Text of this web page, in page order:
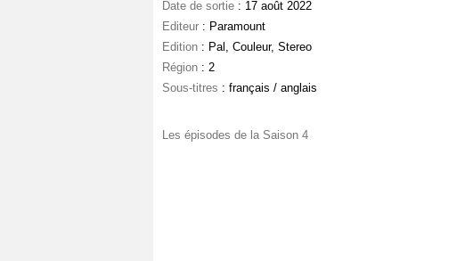
Date de sortie : 17 août 2022
Editeur : Paramount
Edition : Pal, Couleur, Stereo
Région : 2
Sous-titres : français / anglais
Les épisodes de la Saison 4